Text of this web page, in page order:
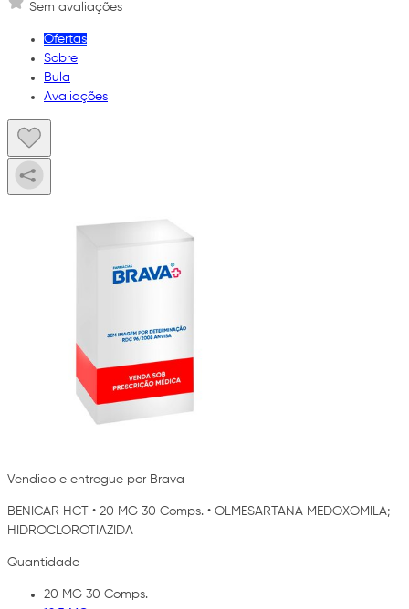
Sem avaliações
Ofertas
Sobre
Bula
Avaliações
Vendido e entregue por Brava
BENICAR HCT • 20 MG 30 Comps. • OLMESARTANA MEDOXOMILA;
HIDROCLOROTIAZIDA
Quantidade
20 MG 30 Comps.